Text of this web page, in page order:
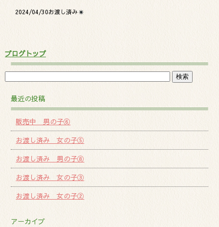
2024/04/30お渡し済み
ブログトップ
最近の投稿
販売中 男の子⑥
お渡し済み 女の子⑤
お渡し済み 男の子⑧
お渡し済み 女の子③
お渡し済み 女の子②
アーカイブ